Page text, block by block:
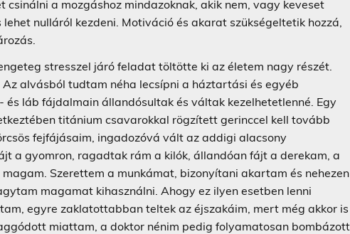
a mozgáshoz mindazoknak, akik nem, vagy keveset
nulláról kezdeni. Motiváció és akarat szükségeltetik hozzá,
stresszel járó feladat töltötte ki az életem nagy részét.
alvásból tudtam néha lecsípni a háztartási és egyéb
láb fájdalmain állandósultak és váltak kezelhetetlenné. Egy
titánium csavarokkal rögzített gerinccel kell tovább
fejfájásaim, ingadozóvá vált az addigi alacsony
a gyomron, ragadtak rám a kilók, állandóan fájt a derekam, a
Szerettem a munkámat, bizonyítani akartam és nehezen
magamat kihasználni. Ahogy ez ilyen esetben lenni
egyre zaklatottabban teltek az éjszakáim, mert még akkor is
miattam, a doktor nénim pedig folyamatosan bombázott